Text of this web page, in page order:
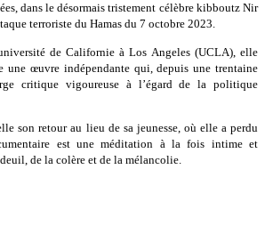
dans le désormais tristement célèbre kibboutz Nir
terroriste du Hamas du 7 octobre 2023.
de Californie à Los Angeles (UCLA), elle
une œuvre indépendante qui, depuis une trentaine
critique vigoureuse à l’égard de la politique
son retour au lieu de sa jeunesse, où elle a perdu
est une méditation à la fois intime et
de la colère et de la mélancolie.